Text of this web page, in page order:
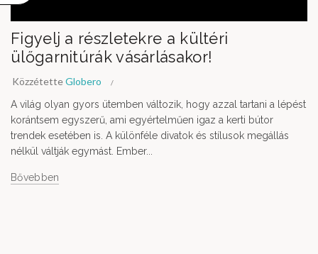
Figyelj a részletekre a kültéri
ülőgarnitúrák vásárlásakor!
KözzétetteGlobero
A világ olyan gyors ütemben változik, hogy azzal tartani a lépést
korántsem egyszerű, ami egyértelműen igaz a kerti bútor
trendek esetében is. A különféle divatok és stílusok megállás
nélkül váltják egymást. Ember...
Bővebben